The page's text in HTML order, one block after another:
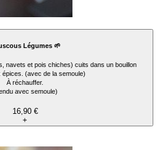
Légumes 🌱
navets et pois chiches) cuits dans un bouillon
épices. (avec de la semoule)
À réchauffer.
avec semoule)
16,90 €
+